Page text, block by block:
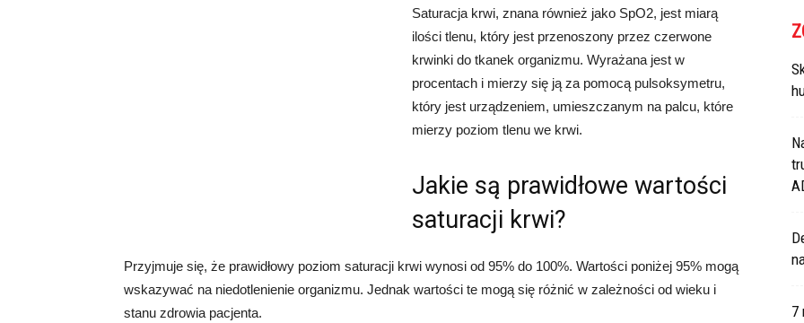
Saturacja krwi, znana również jako SpO2, jest miarą
ilości tlenu, który jest przenoszony przez czerwone
krwinki do tkanek organizmu. Wyrażana jest w
procentach i mierzy się ją za pomocą pulsoksymetru,
który jest urządzeniem, umieszczanym na palcu, które
mierzy poziom tlenu we krwi.
Jakie są prawidłowe wartości
saturacji krwi?
Przyjmuje się, że prawidłowy poziom saturacji krwi wynosi od 95% do 100%. Wartości poniżej 95% mogą
wskazywać na niedotlenienie organizmu. Jednak wartości te mogą się różnić w zależności od wieku i
stanu zdrowia pacjenta.
7